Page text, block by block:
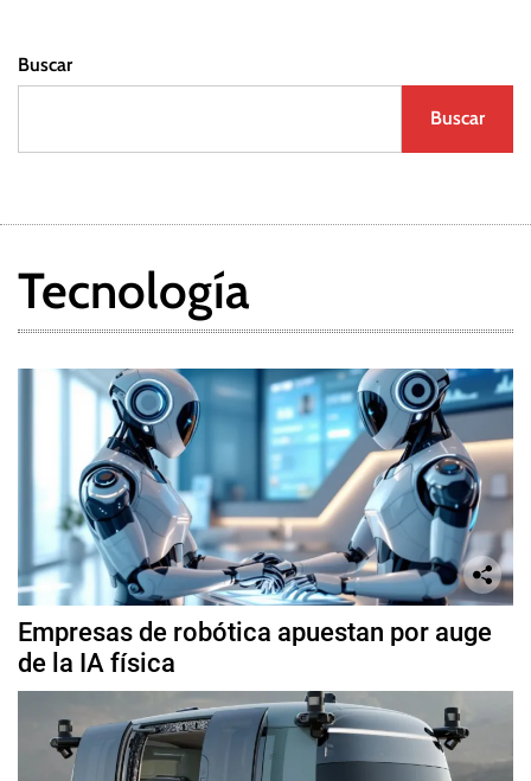
Buscar
Buscar
Tecnología
Empresas de robótica apuestan por auge
de la IA física